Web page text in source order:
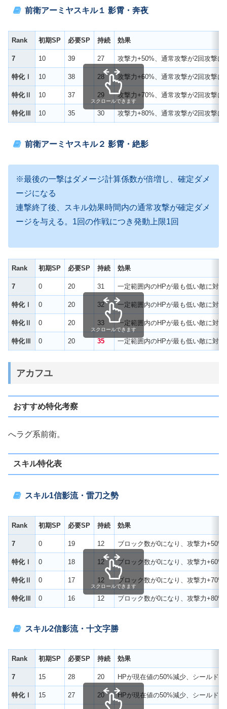
前衛アーミヤスキル１ 影霄・奔夜
Rank 初期SP 必要SP 持続 効果
7 10 39 27 攻撃力+50%、通常攻撃が2回攻撃に
特化Ⅰ 10 38 28 攻撃力+60%、通常攻撃が2回攻撃に
特化Ⅱ 10 37 29 攻撃力+70%、通常攻撃が2回攻撃に
特化Ⅲ 10 35 30 攻撃力+80%、通常攻撃が2回攻撃に
スクロールできます
前衛アーミヤスキル２ 影霄・絶影
※最後の一撃はダメージ計算係数が倍増し、確定ダメ
ージになる
連撃終了後、スキル効果時間内の通常攻撃が確定ダメ
ージを与える。1回の作戦につき発動上限1回
Rank 初期SP 必要SP 持続 効果
7 0 20 31 一定範囲内のHPが最も低い敵に対
特化Ⅰ 0 20 32 一定範囲内のHPが最も低い敵に対
特化Ⅱ 0 20 33 一定範囲内のHPが最も低い敵に対
特化Ⅲ 0 20 35 一定範囲内のHPが最も低い敵に対
スクロールできます
アカフユ
おすすめ特化考察
へラグ系前衛。
スキル特化表
スキル1信影流・雷刀之勢
Rank 初期SP 必要SP 持続 効果
7 0 19 12 ブロック数が0になり、攻撃力
特化Ⅰ 0 18 12 ブロック数が0になり、攻撃力+60%
特化Ⅱ 0 17 12 ブロック数が0になり、攻撃力+70%
特化Ⅲ 0 16 12 ブロック数が0になり、攻撃力
スクロールできます
スキル2信影流・十文字勝
Rank 初期SP 必要SP 持続 効果
7 15 28 20 HPが現在値の50%減少、シールド
特化Ⅰ 15 27 20 HPが現在値の50%減少、シールド